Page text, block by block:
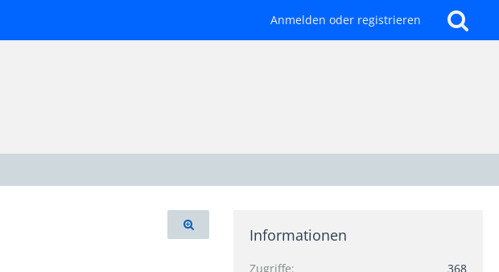
Anmelden oder registrieren
Informationen
Zugriffe
368